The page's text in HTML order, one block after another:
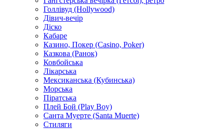
Голлівуд (Hollywood)
Дівич-вечір
Діско
Кабаре
Казино, Покер (Casino, Poker)
Казкова (Ранок)
Ковбойська
Лікарська
Мексиканська (Кубинська)
Морська
Піратська
Плей Бой (Play Boy)
Санта Муерте (Santa Muerte)
Стиляги